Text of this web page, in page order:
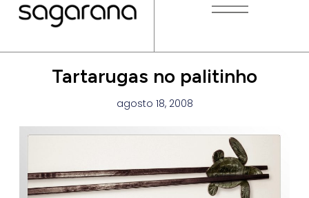
Tartarugas no palitinho
agosto 18, 2008